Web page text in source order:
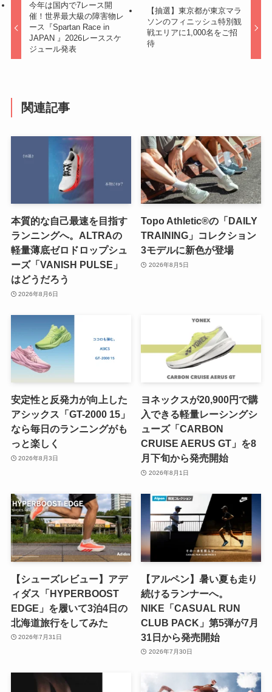
今年は国内で7レース開
催！世界最大級の障害物レ
ース『Spartan Race in
JAPAN 』2026レーススケ
ジュール発表
【抽選】東京都が東京マラ
ソンのフィニッシュ特別観
戦エリアに1,000名をご招
待
関連記事
本質的な自己最速を目指す
ランニングへ。ALTRAの
軽量薄底ゼロドロップシュ
ーズ「VANISH PULSE」
はどうだろう
2026年8月6日
Topo Athletic®の「DAILY
TRAINING」コレクション
3モデルに新色が登場
2026年8月5日
安定性と反発力が向上した
アシックス「GT-2000 15」
なら毎日のランニングがも
っと楽しく
2026年8月3日
ヨネックスが20,900円で購
入できる軽量レーシングシ
ューズ「CARBON
CRUISE AERUS GT」を8
月下旬から発売開始
2026年8月1日
【シューズレビュー】アデ
ィダス「HYPERBOOST
EDGE」を履いて3泊4日の
北海道旅行をしてみた
2026年7月31日
【アルペン】暑い夏も走り
続けるランナーへ。
NIKE「CASUAL RUN
CLUB PACK」第5弾が7月
31日から発売開始
2026年7月30日